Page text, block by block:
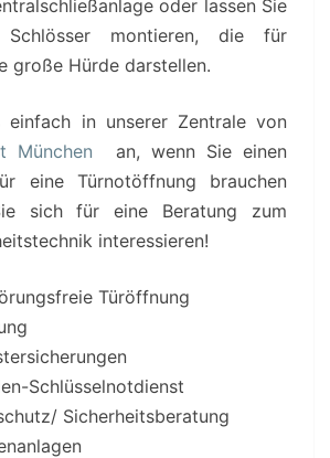
oder lassen Sie
Schlösser montieren, die für
große Hürde darstellen.
einfach in unserer Zentrale von
München
an, wenn Sie einen
eine Türnotöffnung brauchen
sich für eine Beratung zum
interessieren!
Türöffnung
Schlüsselnotdienst
Sicherheitsberatung